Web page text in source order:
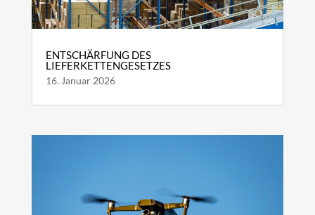
ENTSCHÄRFUNG DES
LIEFERKETTENGESETZES
16. Januar 2026